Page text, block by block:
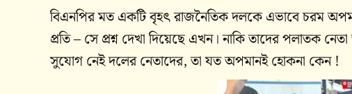
বিএনপির মত একটি বৃহৎ রাজনৈতিক দলকে এভাবে চরম
প্রতি – সে প্রশ্ন দেখা দিয়েছে এখন। নাকি তাদের পলাতক
সুযোগ নেই দলের নেতাদের, তা যত অপমানই হোকনা কেন !